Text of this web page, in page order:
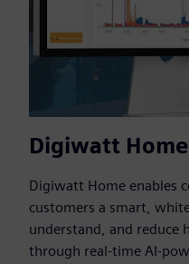
Digiwatt Home
Digiwatt Home enables
customers a smart,
understand, and reduce
through real-time AI-